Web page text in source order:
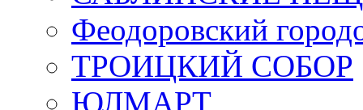
Феодоровский
ТРОИЦКИЙ СОБОР
ЮЛМАРТ